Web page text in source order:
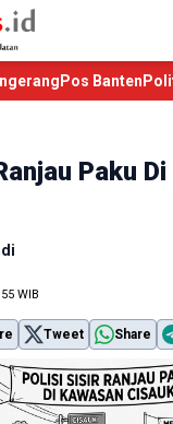
Pos Banten
Paku
WIB
Tweet Share